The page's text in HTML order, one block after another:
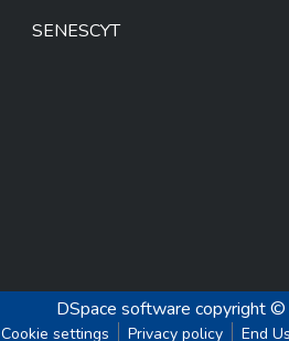
SENESCYT
DSpace software copyright
Cookie settings Privacy policy End